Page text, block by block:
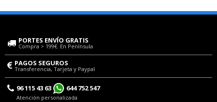
PORTES ENVÍO GRATIS
Compra > 199€. En Península
PAGOS SEGUROS
Transferencia, Tarjeta y Paypal
96 115 43 63 644 752 547
Atención personalizada